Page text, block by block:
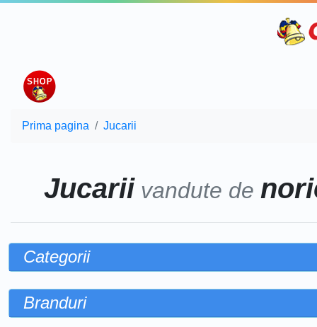
Prima pagina Jucarii
Jucariivandute de
Categorii
Branduri